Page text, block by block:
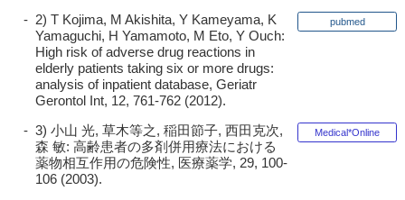
2) T Kojima, M Akishita, Y Kameyama, K
Yamaguchi, H Yamamoto, M Eto, Y Ouch:
High risk of adverse drug reactions in
elderly patients taking six or more drugs:
analysis of inpatient database, Geriatr
Gerontol Int, 12, 761-762 (2012).
pubmed
3) 小山 光, 草木等之, 稲田節子, 西田克次,
森 敏: 高齢患者の多剤併用療法における
薬物相互作用の危険性, 医療薬学, 29, 100-
106 (2003).
Medical*Online